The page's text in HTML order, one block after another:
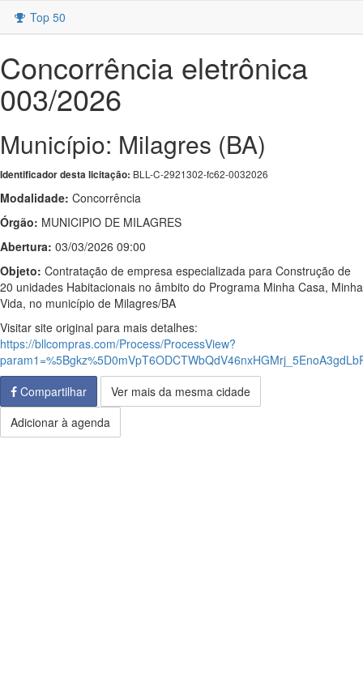
Top 50
Concorrência eletrônica
003/2026
Município: Milagres (BA)
Identificador desta licitação: BLL-C-2921302-fc62-0032026
Modalidade: Concorrência
Órgão: MUNICIPIO DE MILAGRES
Abertura: 03/03/2026 09:00
Objeto: Contratação de empresa especializada para Construção de
20 unidades Habitacionais no âmbito do Programa Minha Casa, Minha
Vida, no município de Milagres/BA
Visitar site original para mais detalhes:
https://bllcompras.com/Process/ProcessView?
Compartilhar
Ver mais da mesma cidade
Adicionar à agenda